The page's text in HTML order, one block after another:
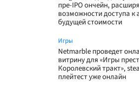
пре-IPO ончейн,
возможности доступа к
будущей стоимости
Игры
Netmarble проведет
витрину для «Игры
Королевский тракт»,
плейтест уже онлайн